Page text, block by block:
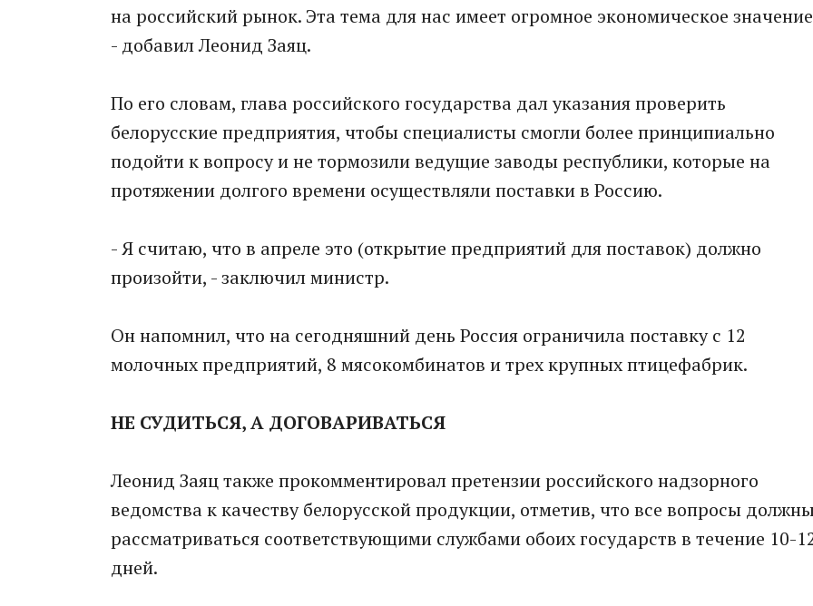
на российский рынок. Эта тема для нас имеет огромное экономическое
- добавил Леонид Заяц.
По его словам, глава российского государства дал указания проверить
белорусские предприятия, чтобы специалисты смогли более принципиально
подойти к вопросу и не тормозили ведущие заводы республики, которые на
протяжении долгого времени осуществляли поставки в Россию.
- Я считаю, что в апреле это (открытие предприятий для поставок) должно
произойти, - заключил министр.
Он напомнил, что на сегодняшний день Россия ограничила поставку с 12
молочных предприятий, 8 мясокомбинатов и трех крупных птицефабрик.
НЕ СУДИТЬСЯ, А ДОГОВАРИВАТЬСЯ
Леонид Заяц также прокомментировал претензии российского надзорного
ведомства к качеству белорусской продукции, отметив, что все вопросы
рассматриваться соответствующими службами обоих государств в течение 10-
дней.